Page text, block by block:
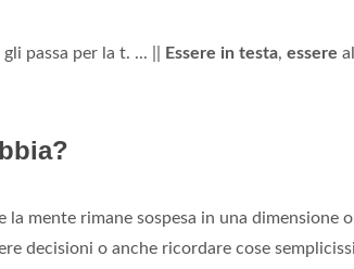
passa per la t. ... || Essere in testa, essere al
la mente rimane sospesa in una dimensione
decisioni o anche ricordare cose